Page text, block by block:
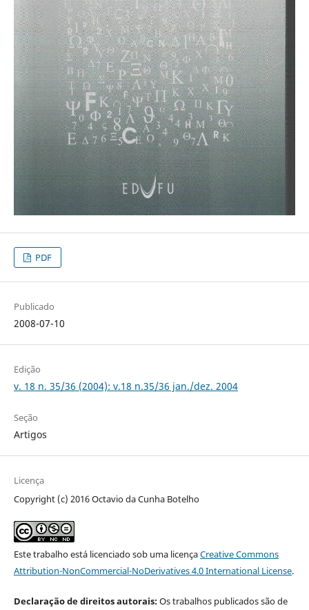
PDF
Publicado
2008-07-10
Edição
v. 18 n. 35/36 (2004): v.18 n.35/36 jan./dez. 2004
Seção
Artigos
Licença
Copyright (c) 2016 Octavio da Cunha Botelho
Este trabalho está licenciado sob uma licençaCreative Commons
Attribution-NonCommercial-NoDerivatives 4.0 International License.
Declaração de direitos autorais:Os trabalhos publicados são de